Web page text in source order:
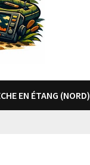
EN ÉTANG (NORD)